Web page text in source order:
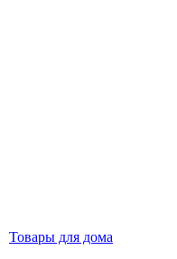
Товары для дома